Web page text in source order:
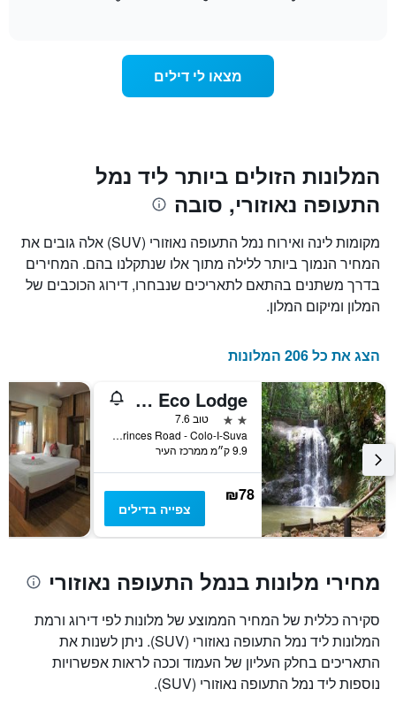
X
המציגים
את
הימים
שנותרו
עד
למועד
השהות
כולל
ציר
Y
המציג
את
מחיר
הממוצע
של
חדר
מצאו לי דילים
המלונות הזולים ביותר ליד נמל
התעופה נאוזורי, סובה
מקומות לינה ואירוח נמל התעופה נאוזורי (SUV) אלה גובים את
המחיר הנמוך ביותר ללילה מתוך אלו שנתקלנו בהם. המחירים
בדרך משתנים בהתאם לתאריכים שנבחרו, דירוג הכוכבים של
המלון ומיקום המלון.
הצג את כל 206 המלונות
Rainforest Eco Lodge
2 כוכבים
טוב 7.6
Princes Road - Colo-I-Suva, סובה, פיג'י
9.9 ק״מ ממרכז העיר
₪78
צפייה בדילים
מחירי מלונות בנמל התעופה נאוזורי
סקירה כללית של המחיר הממוצע של מלונות לפי דירוג ורמת
המלונות ליד נמל התעופה נאוזורי (SUV). ניתן לשנות את
התאריכים בחלק העליון של העמוד וככה לראות אפשרויות
נוספות ליד נמל התעופה נאוזורי (SUV).